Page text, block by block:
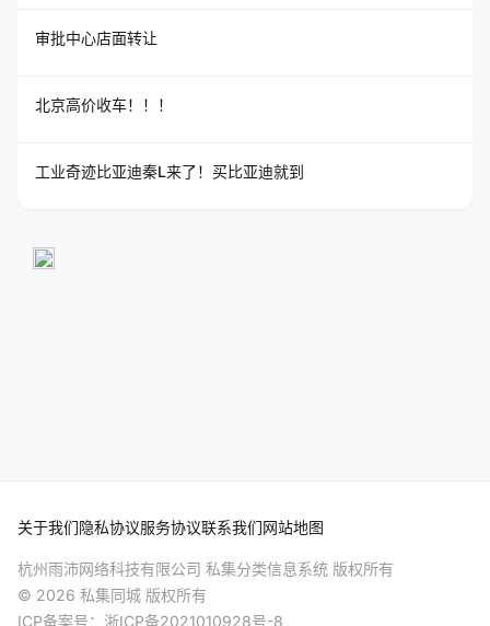
审批中心店面转让
北京高价收车！！！
工业奇迹比亚迪秦L来了！买比亚迪就到
关于我们隐私协议服务协议联系我们网站地图
杭州雨沛网络科技有限公司 私集分类信息系统 版权所有
© 2026 私集同城 版权所有
ICP备案号： 浙ICP备2021010928号-8